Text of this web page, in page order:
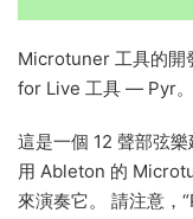
Microtuner 工具的開
for Live 工具 — Pyr。
這是一個 12 聲部弦
用 Ableton 的
來演奏它。 請注意，